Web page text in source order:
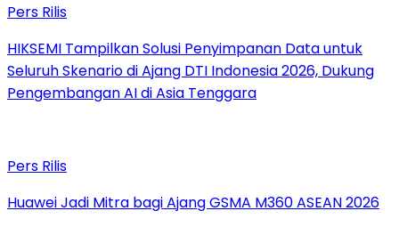
Pers Rilis
HIKSEMI Tampilkan Solusi Penyimpanan Data untuk
Seluruh Skenario di Ajang DTI Indonesia 2026, Dukung
Pengembangan AI di Asia Tenggara
Pers Rilis
Huawei Jadi Mitra bagi Ajang GSMA M360 ASEAN 2026